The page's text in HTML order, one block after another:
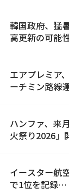
韓国政府、猛
高更新の可能
エアプレミア
ーチミン路線
ハンファ、来
火祭り2026」
イースター航
で1位を記録…